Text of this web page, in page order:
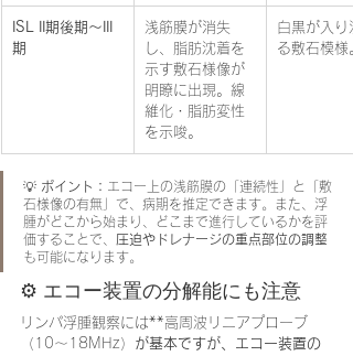
ISL II期後期〜III
期
浅筋膜が消失
し、脂肪沈着を
示す敷石様像が
明瞭に出現。線
維化・脂肪変性
を示唆。
白黒が入り
る敷石模様
💡 ポイント： エコー上の浅筋膜の「連続性」と「敷
石様像の有無」で、病期を推定できます。また、浮
腫がどこから始まり、どこまで進行しているかを評
価することで、
圧迫やドレナージの重点部位の調整
も可能になります。
⚙️ エコー装置の分解能にも注意
リンパ浮腫観察には**高周波リニアプローブ
（10〜18MHz） が基本ですが、エコー装置の